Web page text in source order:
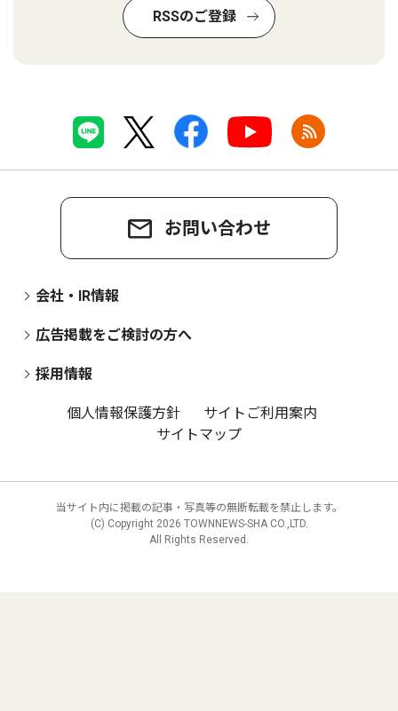
RSSのご登録
お問い合わせ
会社・IR情報
広告掲載をご検討の方へ
採用情報
個人情報保護方針
サイトご利用案内
サイトマップ
当サイト内に掲載の記事・写真等の無断転載を禁止します。
(C) Copyright 2026 TOWNNEWS-SHA CO.,LTD.
All Rights Reserved.